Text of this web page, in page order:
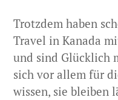
Trotzdem haben
Travel in Kanada
und sind Glücklich
sich vor allem für
wissen, sie bleiben